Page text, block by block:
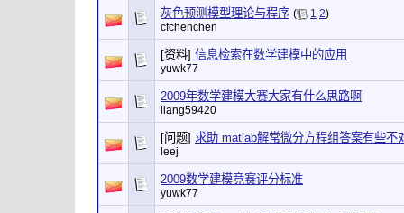
灰色预测模型理论与程序 ( 1 2)
cfchenchen
[资料] 信息检索在数学建模中的应用
yuwk77
2009年数学建模大赛大家有什么思路啊
liang59420
[问题] 求助 matlab解常微分方程组答案有些不
leej
2009数学建模竞赛评分标准
yuwk77